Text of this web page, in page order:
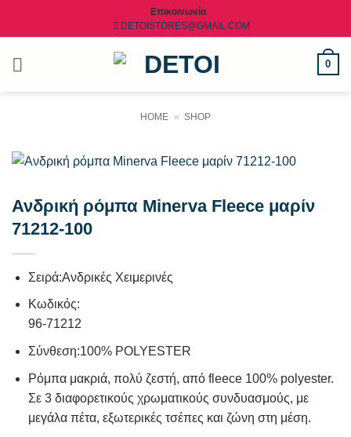
Επικοινωνία
DETOISTORES@GMAIL.COM
0
HOME » SHOP
Ανδρική ρόμπα Minerva Fleece μαρίν
71212-100
Σειρά:Ανδρικές Χειμερινές
Κωδικός:
96-71212
Σύνθεση:100% POLYESTER
Ρόμπα μακριά, πολύ ζεστή, από fleece 100% polyester.
Σε 3 διαφορετικούς χρωματικούς συνδυασμούς, με
μεγάλα πέτα, εξωτερικές τσέπες και ζώνη στη μέση.